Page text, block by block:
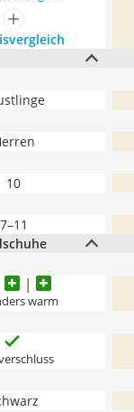
mehr anzeigen
10
7–11
warm